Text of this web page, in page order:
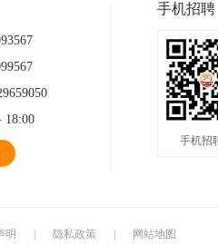
18:00
手机招聘
手机招
明 隐私政策 网站地图